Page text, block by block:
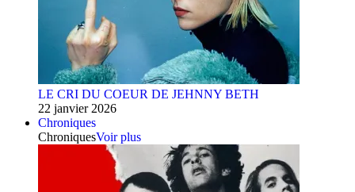
LE CRI DU COEUR DE JEHNNY BETH
22 janvier 2026
Chroniques
ChroniquesVoir plus